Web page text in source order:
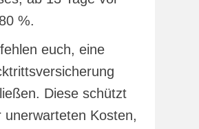
%.
euch, eine
Diese schützt
unerwarteten Kosten,